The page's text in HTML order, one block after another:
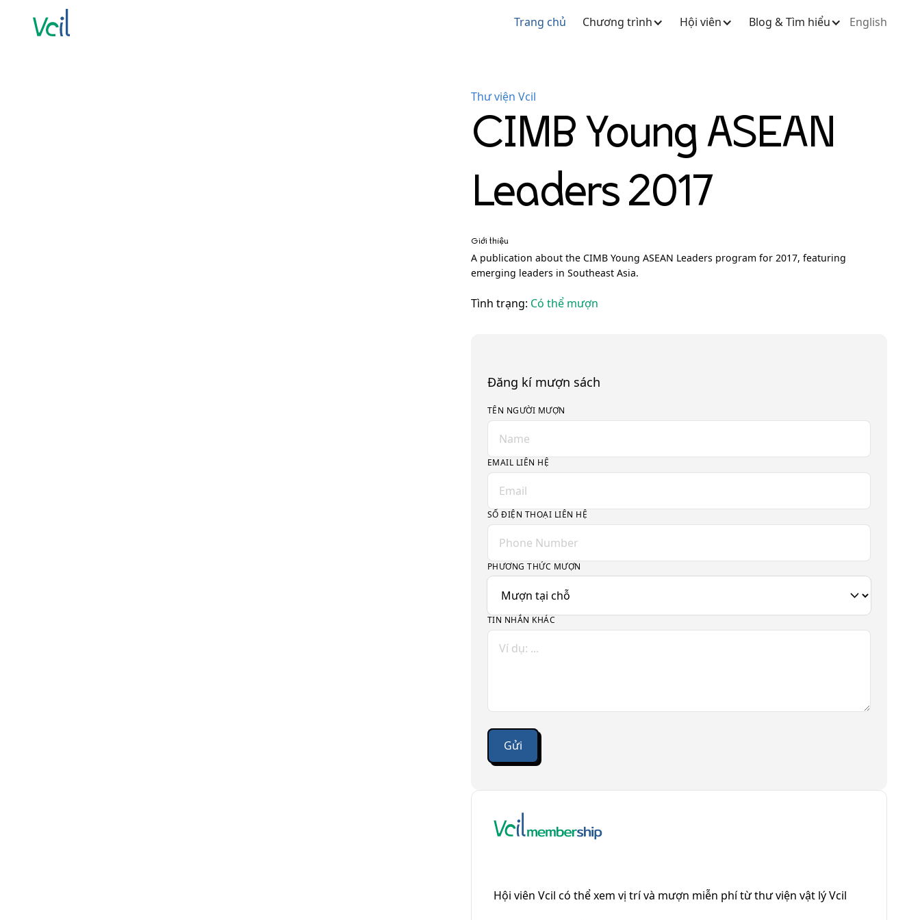
Trang chủ Chương trình Hội viên Blog & Tìm hiểu English
Thư viện Vcil
CIMB Young ASEAN
Leaders 2017
Giới thiệu
A publication about the CIMB Young ASEAN Leaders program for 2017, featuring
emerging leaders in Southeast Asia.
Tình trạng: Có thể mượn
Đăng kí mượn sách
TÊN NGƯỜI MƯỢN
EMAIL LIÊN HỆ
SỐ ĐIỆN THOẠI LIÊN HỆ
PHƯƠNG THỨC MƯỢN
TIN NHẮN KHÁC
Hội viên Vcil có thể xem vị trí và mượn miễn phí từ thư viện vật lý Vcil